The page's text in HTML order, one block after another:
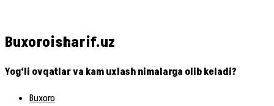
Buxoroisharif.uz
Yog‘li ovqatlar va kam uxlash nimalarga olib keladi?
Buxoro